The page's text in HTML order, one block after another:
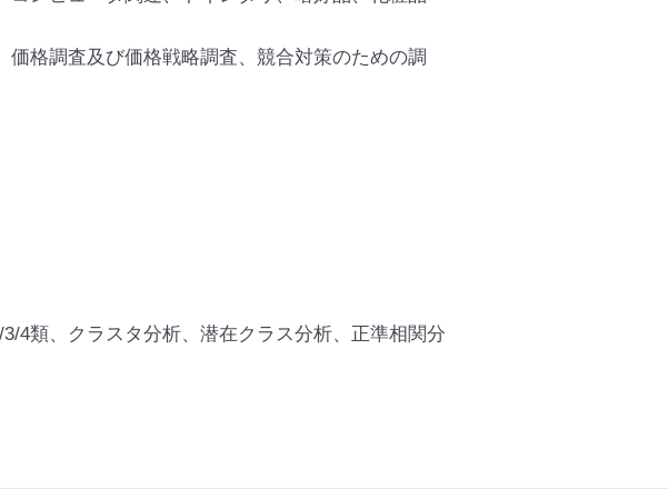
格調査及び価格戦略調査、競合対策のための調
4類、クラスタ分析、潜在クラス分析、正準相関分